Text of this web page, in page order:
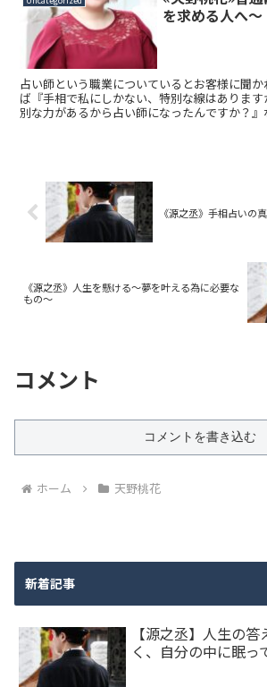
を求める人へ～
占い師という職業についているとお客様に聞
ば『手相で私にしかない、特別な線はありま
別な力があるから占い師になったんですか？
《源之丞》手相占いの
《源之丞》人生を懸ける～夢を叶える為に必要な
もの～
コメント
コメントを書き込む
ホーム 天野桃花
新着記事
【源之丞】人生の
く、自分の中に眠っ